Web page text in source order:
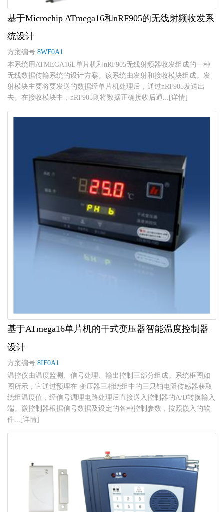
基于Microchip ATmega16和nRF905的无线射频收发系
统设计
方案编号 8WF0A1
本系统用ATMEGA16L单片机和nRF905无线射频器收发组成的一种
无线数据传输系统的设计方案。该系统由发射和接收模块组成。发
射模块主要将要发送的数据经单片机处理后，通过nRF905发送出
去。在接收模块中，nRF905则将数据正确接收后通...[详情]
基于ATmega16单片机的干式变压器智能温度控制器
设计
方案编号 8IF0A1
温控仪由温度监测、信号处理、输出控制三部分组成。系统框图如
图所示，它通过预埋在 变压器三相绕组中的三只铂电阻传感器获取
绕组温度值，经信号调理电路处理后直接送入控制器的A/D转换输入
端。微控制器根据信号数据及设定的各种控制参数，按照嵌入的软
件...[详情]